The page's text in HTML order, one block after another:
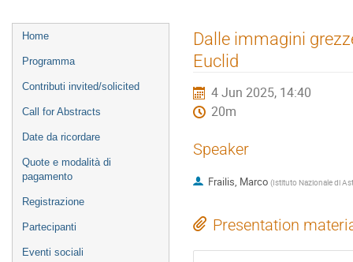
Event
menu
Home
Programma
Contributi invited/solicited
Call for Abstracts
Date da ricordare
Quote e modalità di
pagamento
Registrazione
Partecipanti
Eventi sociali
Dalle immagini
Euclid
4 Jun 2025, 14:40
20m
Speaker
Frailis, Marco (Istituto Nazionale di
Presentation